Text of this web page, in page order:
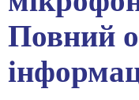
Повний